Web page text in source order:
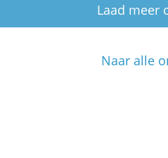
Laad meer
Naar alle